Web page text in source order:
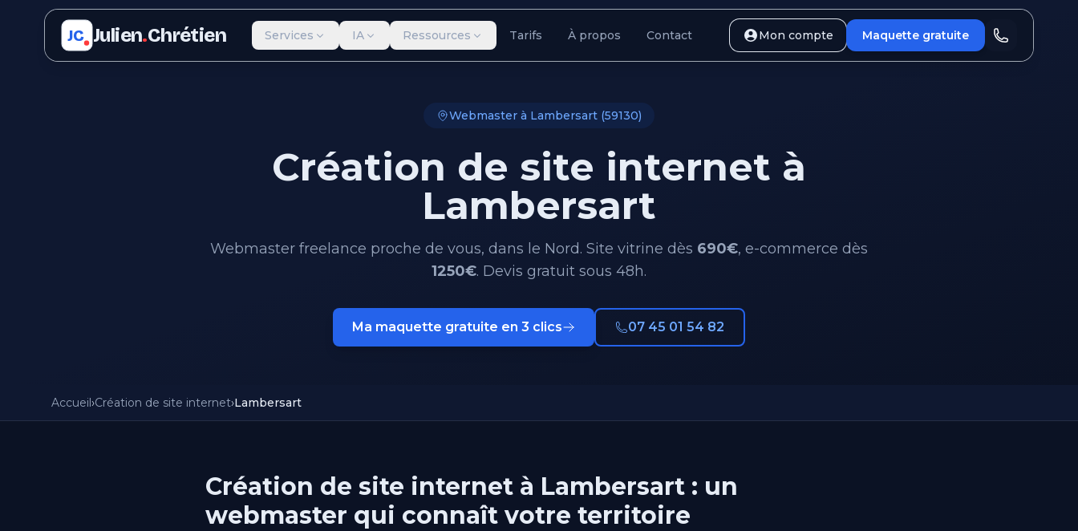
JC Julien.Chrétien Services IA Ressources Tarifs À propos Contact Mon compte Maquette gratuite
Webmaster à Lambersart (59130)
Création de site internet à
Lambersart
Webmaster freelance proche de vous, dans le Nord. Site vitrine dès 690€, e-commerce dès
1250€. Devis gratuit sous 48h.
Ma maquette gratuite en 3 clics 07 45 01 54 82
Accueil›Création de site internet›Lambersart
Création de site internet à Lambersart : un
webmaster qui connaît votre territoire